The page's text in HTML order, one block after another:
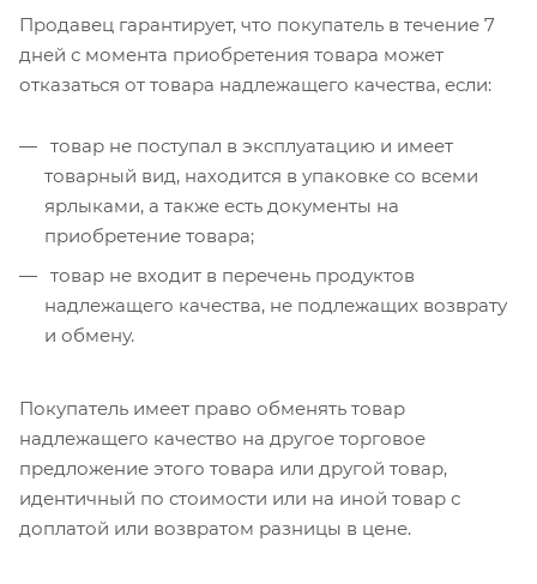
Продавец гарантирует, что покупатель в течение 7
дней с момента приобретения товара может
отказаться от товара надлежащего качества, если:
товар не поступал в эксплуатацию и имеет
товарный вид, находится в упаковке со всеми
ярлыками, а также есть документы на
приобретение товара;
товар не входит в перечень продуктов
надлежащего качества, не подлежащих возврату
и обмену.
Покупатель имеет право обменять товар
надлежащего качество на другое торговое
предложение этого товара или другой товар,
идентичный по стоимости или на иной товар с
доплатой или возвратом разницы в цене.